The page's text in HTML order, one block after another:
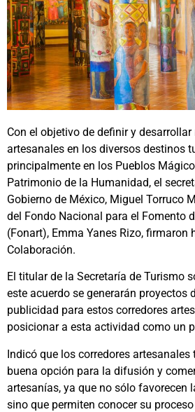
Con el objetivo de definir y
artesanales en los diversos destinos
principalmente en los Pueblos
Patrimonio de la Humanidad, el
Gobierno de México, Miguel Torruco
del Fondo Nacional para el Fomento
(Fonart), Emma Yanes Rizo, firmaron
Colaboración.
El titular de la Secretaría de Turismo
este acuerdo se generarán proyectos
publicidad para estos corredores
posicionar a esta actividad como un
Indicó que los corredores
buena opción para la difusión y
artesanías, ya que no sólo favorecen
sino que permiten conocer su